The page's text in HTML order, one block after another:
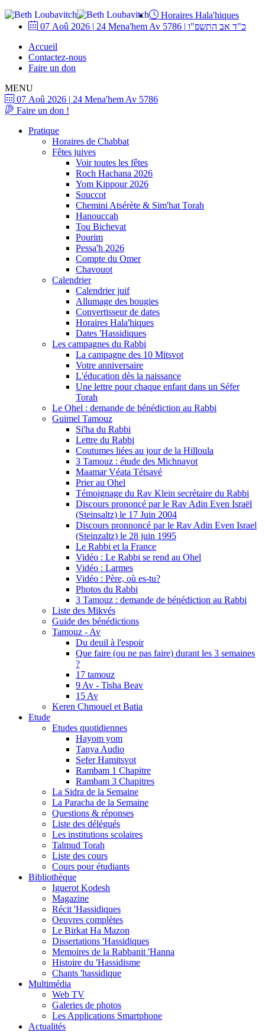
Horaires Hala'hiques
07 Aoû 2026 | 24 Mena'hem Av 5786 | כ"ד אב התשפ"ו
Accueil
Contactez-nous
Faire un don
MENU
07 Aoû 2026 | 24 Mena'hem Av 5786
Faire un don !
Pratique
Horaires de Chabbat
Fêtes juives
Voir toutes les fêtes
Roch Hachana 2026
Yom Kippour 2026
Souccot
Chemini Atsérète & Sim'hat Torah
Hanouccah
Tou Bichevat
Pourim
Pessa'h 2026
Compte du Omer
Chavouot
Calendrier
Calendrier juif
Allumage des bougies
Convertisseur de dates
Horaires Hala'hiques
Dates 'Hassidiques
Les campagnes du Rabbi
La campagne des 10 Mitsvot
Votre anniversaire
L'éducation dès la naissance
Une lettre pour chaque enfant dans un Séfer
Torah
Le Ohel : demande de bénédiction au Rabbi
Guimel Tamouz
Si'ha du Rabbi
Lettre du Rabbi
Coutumes liées au jour de la Hilloula
3 Tamouz : étude des Michnayot
Maamar Véata Tétsavé
Prier au Ohel
Témoignage du Rav Klein secrétaire du Rabbi
Discours prononcé par le Rav Adin Even Israël
(Steinsaltz) le 17 Juin 2004
Discours pronnoncé par le Rav Adin Even Israel
(Steinzaltz) le 28 juin 1995
Le Rabbi et la France
Vidéo : Le Rabbi se rend au Ohel
Vidéo : Larmes
Vidéo : Père, où es-tu?
Photos du Rabbi
3 Tamouz : demande de bénédiction au Rabbi
Liste des Mikvés
Guide des bénédictions
Tamouz - Av
Du deuil à l'espoir
Que faire (ou ne pas faire) durant les 3 semaines
?
17 tamouz
9 Av - Tisha Beav
15 Av
Keren Chmouel et Batia
Etude
Etudes quotidiennes
Hayom yom
Tanya Audio
Sefer Hamitsvot
Rambam 1 Chapitre
Rambam 3 Chapitres
La Sidra de la Semaine
La Paracha de la Semaine
Questions & réponses
Liste des délégués
Les institutions scolaires
Talmud Torah
Liste des cours
Cours pour étudiants
Bibliothèque
Iguerot Kodesh
Magazine
Récit 'Hassidiques
Oeuvres complètes
Le Birkat Ha Mazon
Dissertations 'Hassidiques
Memoires de la Rabbanit 'Hanna
Histoire du 'Hassidisme
Chants 'hassidique
Multimédia
Web TV
Galeries de photos
Les Applications Smartphone
Actualités